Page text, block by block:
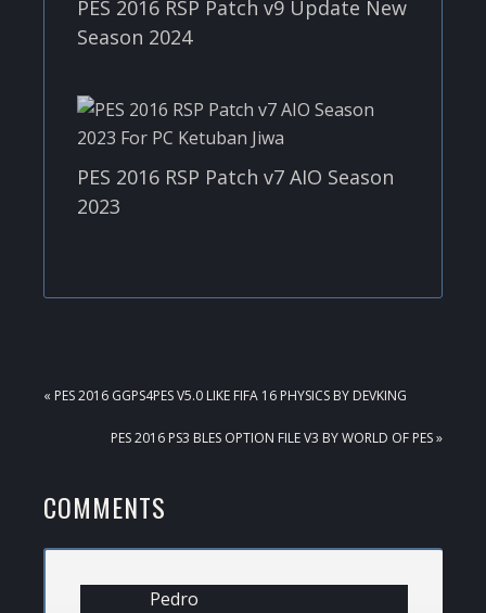
PES 2016 RSP Patch v9 Update New
Season 2024
PES 2016 RSP Patch v7 AIO Season
2023
PREVIOUS
« PES 2016 GGPS4PES V5.0 LIKE FIFA 16 PHYSICS BY DEVKING
NEXT
PES 2016 PS3 BLES OPTION FILE V3 BY WORLD OF PES »
READER
INTERACTIONS
COMMENTS
Pedro